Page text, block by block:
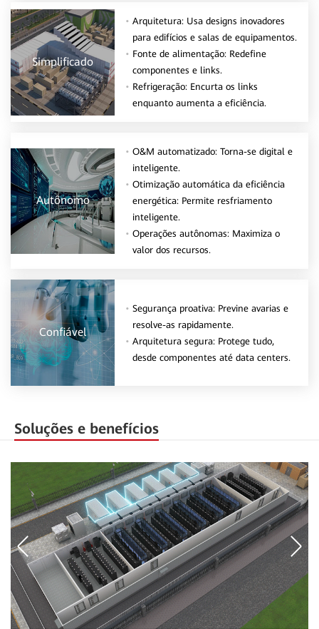
Simplificado
Arquitetura: Usa designs inovadores
para edifícios e salas de equipamentos.
Fonte de alimentação: Redefine
componentes e links.
Refrigeração: Encurta os links
enquanto aumenta a eficiência.
O&M automatizado: Torna-se digital e
inteligente.
Otimização automática da eficiência
energética: Permite resfriamento
inteligente.
Operações autônomas: Maximiza o
valor dos recursos.
Autônomo
Confiável
Segurança proativa: Previne avarias e
resolve-as rapidamente.
Arquitetura segura: Protege tudo,
desde componentes até data centers.
Soluções e benefícios